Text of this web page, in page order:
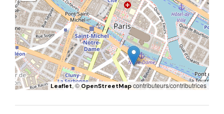
Leaflet, ©OpenStreetMapcontributeurs/contributrices